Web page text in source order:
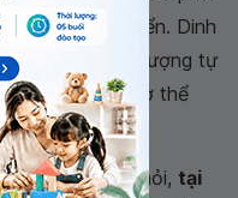
đang di chuyển. Dinh
là nguồn năng lượng tự
lượng để cơ thể
cho câu hỏi, tại